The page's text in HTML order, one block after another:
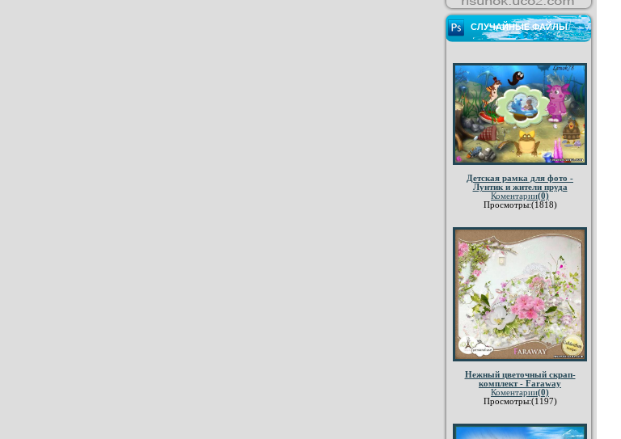
СЛУЧАЙНЫЕ ФАЙЛЫ
Детская рамка для фото -
Лунтик и жители пруда
Коментарии(0)
Просмотры:(1818)
Нежный цветочный скрап-
комплект - Faraway
Коментарии(0)
Просмотры:(1197)